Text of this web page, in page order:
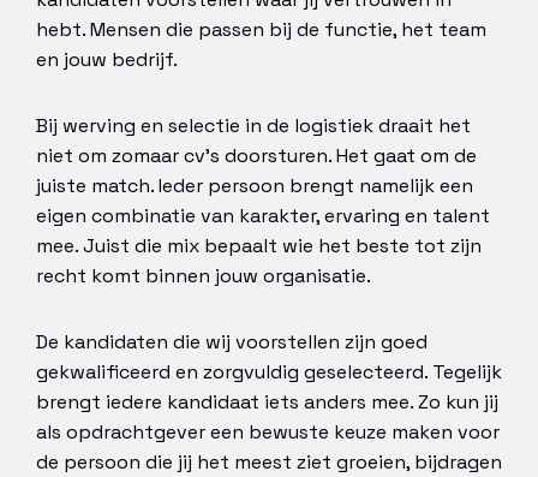
hebt. Mensen die passen bij de functie, het team
en jouw bedrijf.
Bij werving en selectie in de logistiek draait het
niet om zomaar cv’s doorsturen. Het gaat om de
juiste match. Ieder persoon brengt namelijk een
eigen combinatie van karakter, ervaring en talent
mee. Juist die mix bepaalt wie het beste tot zijn
recht komt binnen jouw organisatie.
De kandidaten die wij voorstellen zijn goed
gekwalificeerd en zorgvuldig geselecteerd. Tegelijk
brengt iedere kandidaat iets anders mee. Zo kun jij
als opdrachtgever een bewuste keuze maken voor
de persoon die jij het meest ziet groeien, bijdragen